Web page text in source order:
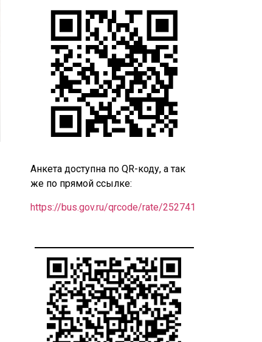
Анкета доступна по QR-коду, а так
же по прямой ссылке:
https://bus.gov.ru/qrcode/rate/252741